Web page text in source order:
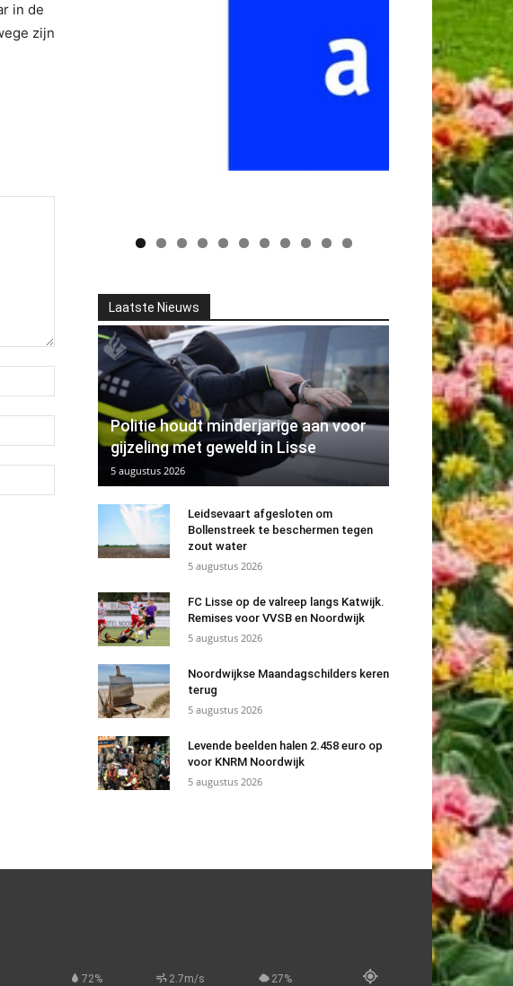
in de
zijn
Laatste Nieuws
Politie houdt minderjarige aan voor
gijzeling met geweld in Lisse
5 augustus 2026
Leidsevaart afgesloten om
Bollenstreek te beschermen tegen
zout water
5 augustus 2026
FC Lisse op de valreep langs Katwijk.
Remises voor VVSB en Noordwijk
5 augustus 2026
Noordwijkse Maandagschilders keren
terug
5 augustus 2026
Levende beelden halen 2.458 euro op
voor KNRM Noordwijk
5 augustus 2026
72% 2.7m/s 27%